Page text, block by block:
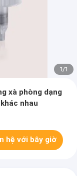
1/1
xà phòng dạng
nhau
hệ với bây giờ